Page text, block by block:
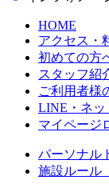
HOME
アクセス・
初めての方
スタッフ紹
ご利用者様
LINE・ネッ
マイページ
パーソナル
施設ルール